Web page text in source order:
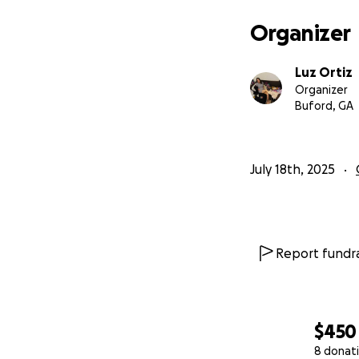
$450
8
Organizer
Luz Ortiz
Organizer
Buford, GA
July 18th, 2025
Report